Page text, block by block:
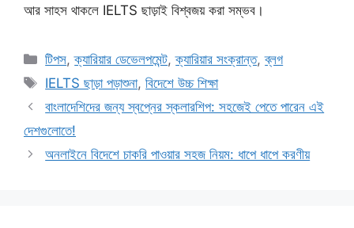
আর সাহস থাকলে IELTS ছাড়াই বিশ্বজয় করা সম্ভব।
Categories
টিপস,ক্যারিয়ার ডেভেলপমেন্ট,ক্যারিয়ার সংক্রান্ত,ব্লগ
Tags
IELTS ছাড়া পড়াশুনা,বিদেশে উচ্চ শিক্ষা
বাংলাদেশিদের জন্য স্বপ্নের স্কলারশিপ: সহজেই পেতে পারেন এই
দেশগুলোতে!
অনলাইনে বিদেশে চাকরি পাওয়ার সহজ নিয়ম: ধাপে ধাপে করণীয়